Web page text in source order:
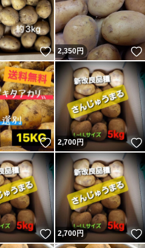
いいね！
2,350円
いいね！
2,700円
いいね！
2,700円